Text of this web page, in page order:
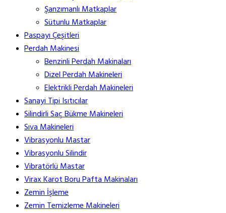
Şanzımanlı Matkaplar
Sütunlu Matkaplar
Paspayı Çeşitleri
Perdah Makinesi
Benzinli Perdah Makinaları
Dizel Perdah Makineleri
Elektrikli Perdah Makineleri
Sanayi Tipi Isıtıcılar
Silindirli Saç Bükme Makineleri
Sıva Makineleri
Vibrasyonlu Mastar
Vibrasyonlu Silindir
Vibratörlü Mastar
Virax Karot Boru Pafta Makinaları
Zemin İşleme
Zemin Temizleme Makineleri